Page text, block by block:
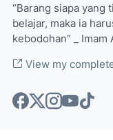
“Barang siapa yang
belajar, maka ia
kebodohan” _ Imam
View my